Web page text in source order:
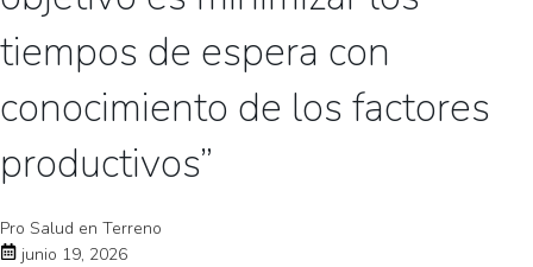
tiempos de espera con
conocimiento de los factores
productivos”
Pro Salud en Terreno
junio 19, 2026